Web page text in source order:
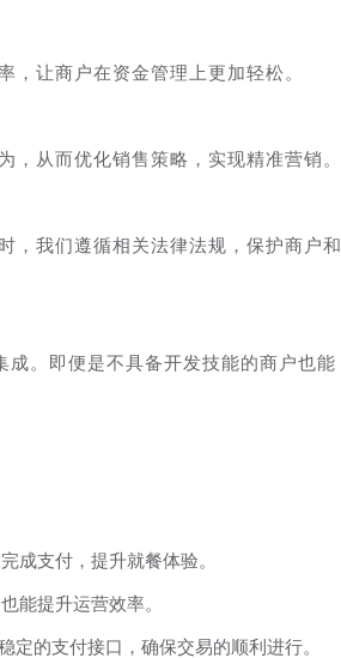
，让商户在资金管理上更加轻松。
，从而优化销售策略，实现精准营销。
，我们遵循相关法律法规，保护商户和
。即便是不具备开发技能的商户也能
成支付，提升就餐体验。
能提升运营效率。
定的支付接口，确保交易的顺利进行。